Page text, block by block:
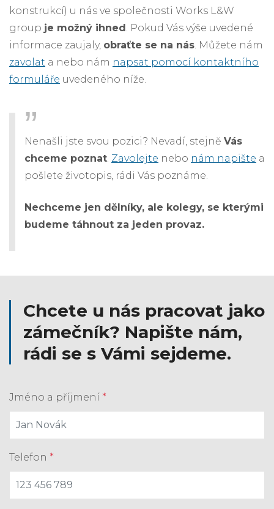
konstrukcí) u nás ve společnosti Works L&W
group je možný ihned . Pokud Vás výše uvedené
informace zaujaly, obraťte se na nás . Můžete nám
zavolat a nebo nám napsat pomocí kontaktního
formuláře uvedeného níže.
Nenašli jste svou pozici? Nevadí, stejně Vás
chceme poznat Zavolejte nebo nám napište a
pošlete životopis, rádi Vás poznáme.
Nechceme jen dělníky, ale kolegy, se kterými
budeme táhnout za jeden provaz.
Chcete u nás pracovat jako
zámečník? Napište nám,
rádi se s Vámi sejdeme.
Jméno a příjmení *
Telefon *